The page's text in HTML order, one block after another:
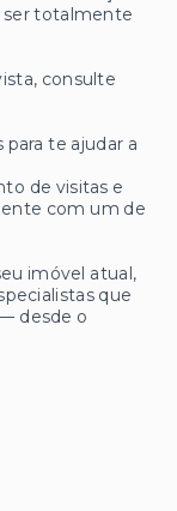
ser totalmente
consulte
te ajudar a
de visitas e
com um de
imóvel atual,
que
desde o